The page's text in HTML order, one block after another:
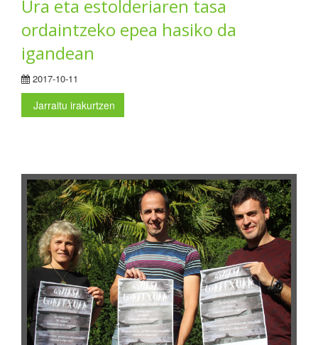
Ura eta estolderiaren tasa
ordaintzeko epea hasiko da
igandean
2017-10-11
Jarraitu irakurtzen